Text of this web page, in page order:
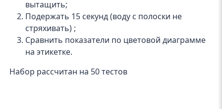
вытащить;
Подержать 15 секунд (воду с полоски не
стряхивать) ;
Сравнить показатели по цветовой диаграмме
на этикетке.
Набор рассчитан на 50 тестов